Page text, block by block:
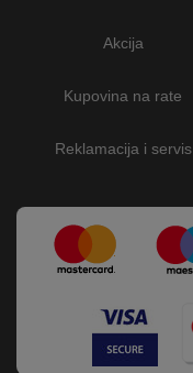
Akcija
Kupovina na rate
Reklamacija i servis